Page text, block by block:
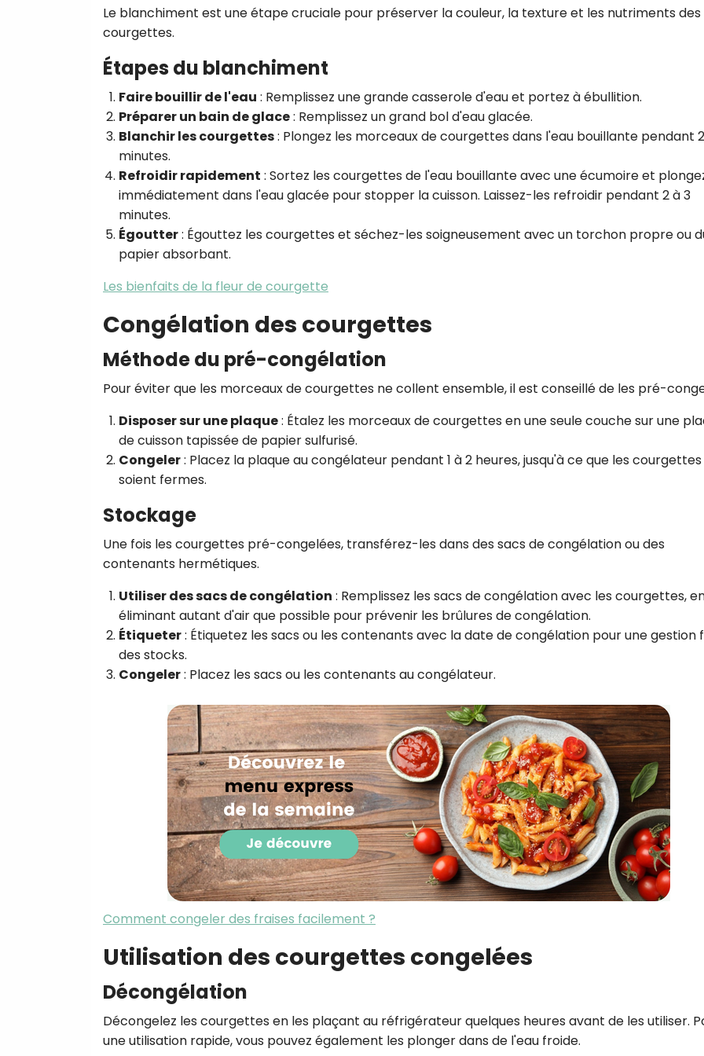
Le blanchiment est une étape cruciale pour préserver la couleur, la texture et les nutriments des
courgettes.
Étapes du blanchiment
Faire bouillir de l'eau : Remplissez une grande casserole d'eau et portez à ébullition.
Préparer un bain de glace: Remplissez un grand bol d'eau glacée.
Blanchir les courgettes: Plongez les morceaux de courgettes dans l'eau bouillante pendant
minutes.
Refroidir rapidement : Sortez les courgettes de l'eau bouillante avec une écumoire et
immédiatement dans l'eau glacée pour stopper la cuisson. Laissez-les refroidir pendant 2 à 3
minutes.
Égoutter: Égouttez les courgettes et séchez-les soigneusement avec un torchon propre ou
papier absorbant.
Les bienfaits de la fleur de courgette
Congélation des courgettes
Méthode du pré-congélation
Pour éviter que les morceaux de courgettes ne collent ensemble, il est conseillé de les pré-
Disposer sur une plaque: Étalez les morceaux de courgettes en une seule couche sur une
de cuisson tapissée de papier sulfurisé.
Congeler: Placez la plaque au congélateur pendant 1 à 2 heures, jusqu'à ce que les courgettes
soient fermes.
Stockage
Une fois les courgettes pré-congelées, transférez-les dans des sacs de congélation ou des
contenants hermétiques.
Utiliser des sacs de congélation : Remplissez les sacs de congélation avec les courgettes,
éliminant autant d'air que possible pour prévenir les brûlures de congélation.
Étiqueter: Étiquetez les sacs ou les contenants avec la date de congélation pour une gestion
des stocks.
Congeler: Placez les sacs ou les contenants au congélateur.
Comment congeler des fraises facilement ?
Utilisation des courgettes congelées
Décongélation
Décongelez les courgettes en les plaçant au réfrigérateur quelques heures avant de les utiliser.
une utilisation rapide, vous pouvez également les plonger dans de l'eau froide.